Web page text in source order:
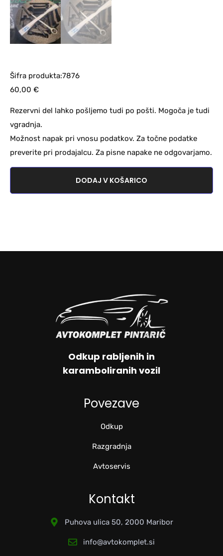
Šifra produkta:7876
60,00 €
Rezervni del lahko pošljemo tudi po pošti. Mogoča je tudi
vgradnja.
Možnost napak pri vnosu podatkov. Za točne podatke
preverite pri prodajalcu. Za pisne napake ne odgovarjamo.
DODAJ V KOŠARICO
Odkup rabljenih in
karamboliranih vozil
Povezave
Odkup
Razgradnja
Avtoservis
Kontakt
Puhova ulica 50, 2000 Maribor
info@avtokomplet.si